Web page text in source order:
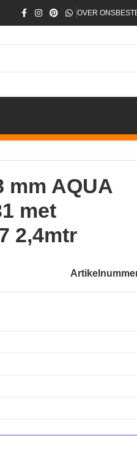
OVER ONS
mm AQUA
met
2,4mtr